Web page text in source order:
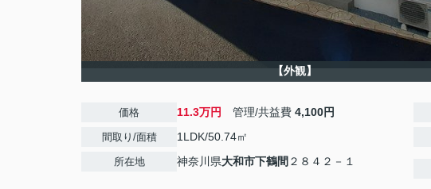
【外観】
価格 11.3万円 管理/共益費 4,100円
間取り/面積 1LDK/50.74㎡
所在地 神奈川県大和市下鶴間 ２８４２－１